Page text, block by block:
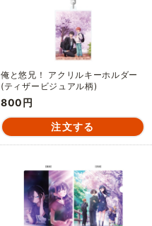
俺と悠兄！ アクリルキーホルダー
(ティザービジュアル柄)
800円